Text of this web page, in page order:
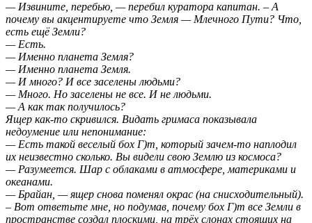
— Извините, перебью, — перебил куратора капитан. – А
почему вы акцентируете что Земля — Млечного Пути? Что,
есть ещё Земли?
— Есть.
— Именно планета Земля?
— Именно планета Земля.
— И много? И все заселены людьми?
— Много. Но заселены не все. И не людьми.
— А как так получилось?
Ящер как-то скривился. Видать гримаса показывала
недоумение или непонимание:
— Есть такой веселый бох Г)т, который зачем-то наплодил
их неизвестно сколько. Вы видели свою Землю из космоса?
— Разумеется. Шар с облаками в атмосфере, материками и
океанами.
— Брайан, — ящер снова поменял окрас (на снисходительный).
– Вот ответьте мне, но подумав, почему бох Г)т все Земли в
пространстве создал плоскими, на трёх слонах стоящих на